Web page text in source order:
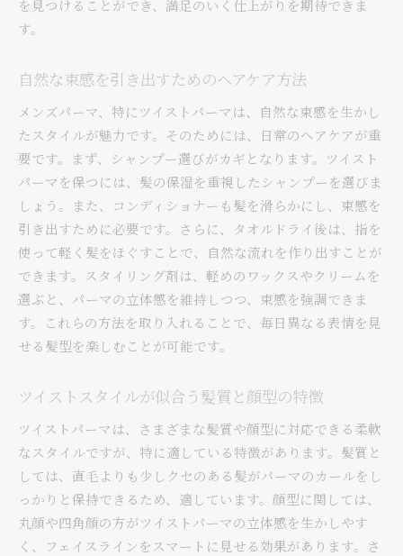
ツイストパーマと合わせたい最新ヘアケア情報
の選び方
長岡市でのパーマ体験を最大限に活かす方法
長岡市で魅力的な自分に変身！メンズツイストパー
マのススメ
自分らしさを引き出すツイストパーマの選び方
パーマ後のスタイル維持に役立つテクニック
長岡市で人気のあるパーマスタイルの変遷
ツイストパーマが似合うメンズファッションの
コーディネート
手軽にできるセルフスタイリングのポイント
メンズパーマが創る新しい自分！長岡市でのツイス
ト体験
髪型チェンジで得られるライフスタイルの変化
長岡市の季節に合わせたスタイル提案
ツイストパーマで表現する自己表現の可能性
地元で評判の良い美容師のこだわり
を見つけることができ、満足のいく仕上がりを期待できま
す。
自然な束感を引き出すためのヘアケア方法
メンズパーマ、特にツイストパーマは、自然な束感を生かし
たスタイルが魅力です。そのためには、日常のヘアケアが重
要です。まず、シャンプー選びがカギとなります。ツイスト
パーマを保つには、髪の保湿を重視したシャンプーを選びま
しょう。また、コンディショナーも髪を滑らかにし、束感を
引き出すために必要です。さらに、タオルドライ後は、指を
使って軽く髪をほぐすことで、自然な流れを作り出すことが
できます。スタイリング剤は、軽めのワックスやクリームを
選ぶと、パーマの立体感を維持しつつ、束感を強調できま
す。これらの方法を取り入れることで、毎日異なる表情を見
せる髪型を楽しむことが可能です。
ツイストスタイルが似合う髪質と顔型の特徴
ツイストパーマは、さまざまな髪質や顔型に対応できる柔軟
なスタイルですが、特に適している特徴があります。髪質と
しては、直毛よりも少しクセのある髪がパーマのカールをし
っかりと保持できるため、適しています。顔型に関しては、
丸顔や四角顔の方がツイストパーマの立体感を生かしやす
く、フェイスラインをスマートに見せる効果があります。さ